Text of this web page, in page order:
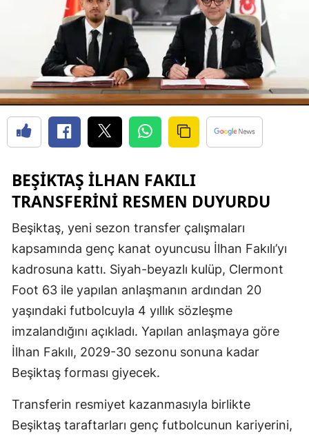
BEŞIKTAŞ İLHAN FAKILI
TRANSFERINI RESMEN DUYURDU
Beşiktaş, yeni sezon transfer çalışmaları
kapsamında genç kanat oyuncusu İlhan Fakılı’yı
kadrosuna kattı. Siyah-beyazlı kulüp, Clermont
Foot 63 ile yapılan anlaşmanın ardından 20
yaşındaki futbolcuyla 4 yıllık sözleşme
imzalandığını açıkladı. Yapılan anlaşmaya göre
İlhan Fakılı, 2029-30 sezonu sonuna kadar
Beşiktaş forması giyecek.
Transferin resmiyet kazanmasıyla birlikte
Beşiktaş taraftarları genç futbolcunun kariyerini,